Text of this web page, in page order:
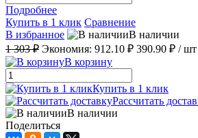
Подробнее
Купить в 1 клик Сравнение
В избранное
В наличии
1 303 ₽ Экономия: 912.10 ₽ 390.90 ₽ / шт
В корзину
Купить в 1 клик
Рассчитать
В наличии
Поделиться